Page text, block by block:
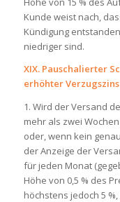
Kunde weist nach,
Kündigung
niedriger sind.
XIX. Pauschalierter
erhöhter Verzugszins
1. Wird der Versand
mehr als zwei
oder, wenn kein
der Anzeige der
für jeden Monat
Höhe von 0,5 % des
höchstens jedoch 5